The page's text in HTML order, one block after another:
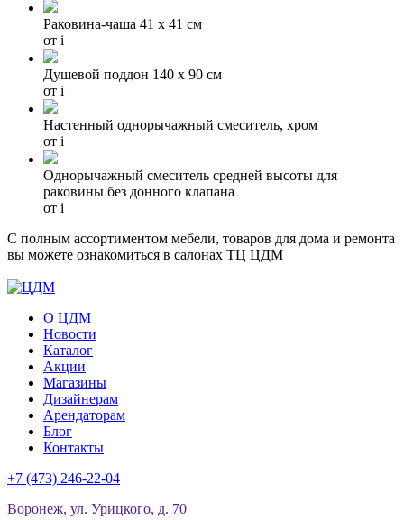
Раковина-чаша 41 х 41 см
от i
Душевой поддон 140 x 90 см
от i
Настенный однорычажный смеситель, хром
от i
Однорычажный смеситель средней высоты для
раковины без донного клапана
от i
С полным ассортиментом мебели, товаров для дома и ремонта
вы можете ознакомиться в салонах ТЦ ЦДМ
О ЦДМ
Новости
Каталог
Акции
Магазины
Дизайнерам
Арендаторам
Блог
Контакты
+7 (473) 246-22-04
Воронеж, ул. Урицкого, д. 70